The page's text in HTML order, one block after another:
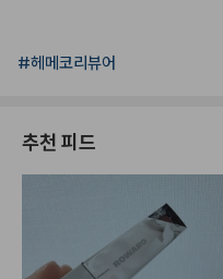
#헤메코리뷰어
추천 피드